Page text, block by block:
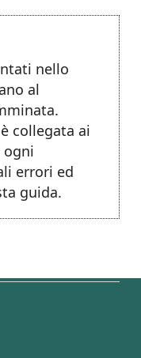
nello
al
collegata ai
ogni
errori ed
guida.